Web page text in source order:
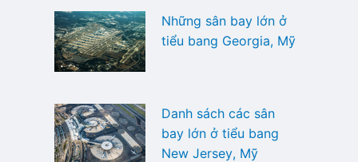
Những sân bay lớn ở
tiểu bang Georgia, Mỹ
Danh sách các sân
bay lớn ở tiểu bang
New Jersey, Mỹ